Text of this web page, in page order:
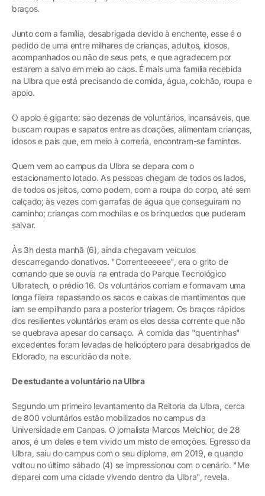
braços.
Junto com a família, desabrigada devido à enchente, esse é o
pedido de uma entre milhares de crianças, adultos, idosos,
acompanhados ou não de seus pets, e que agradecem por
estarem a salvo em meio ao caos. É mais uma família recebida
na Ulbra que está precisando de comida, água, colchão, roupa e
apoio.
O apoio é gigante: são dezenas de voluntários, incansáveis, que
buscam roupas e sapatos entre as doações, alimentam crianças,
idosos e pais que, em meio à correria, encontram-se famintos.
Quem vem ao campus da Ulbra se depara com o
estacionamento lotado. As pessoas chegam de todos os lados,
de todos os jeitos, como podem, com a roupa do corpo, até sem
calçado; às vezes com garrafas de água que conseguiram no
caminho; crianças com mochilas e os brinquedos que puderam
salvar.
Às 3h desta manhã (6), ainda chegavam veículos
descarregando donativos. "Correnteeeeee", era o grito de
comando que se ouvia na entrada do Parque Tecnológico
Ulbratech, o prédio 16. Os voluntários corriam e formavam uma
longa fileira repassando os sacos e caixas de mantimentos que
iam se empilhando para a posterior triagem. Os braços rápidos
dos resilientes voluntários eram os elos dessa corrente que não
se quebrava apesar do cansaço. A comida das "quentinhas"
excedentes foram levadas de helicóptero para desabrigados de
Eldorado, na escuridão da noite.
De estudante a voluntário na Ulbra
Segundo um primeiro levantamento da Reitoria da Ulbra, cerca
de 800 voluntários estão mobilizados no campus da
Universidade em Canoas. O jornalista Marcos Melchior, de 28
anos, é um deles e tem vivido um misto de emoções. Egresso da
Ulbra, saiu do campus com o seu diploma, em 2019, e quando
voltou no último sábado (4) se impressionou com o cenário. "Me
deparei com uma cidade vivendo dentro da Ulbra", revela.